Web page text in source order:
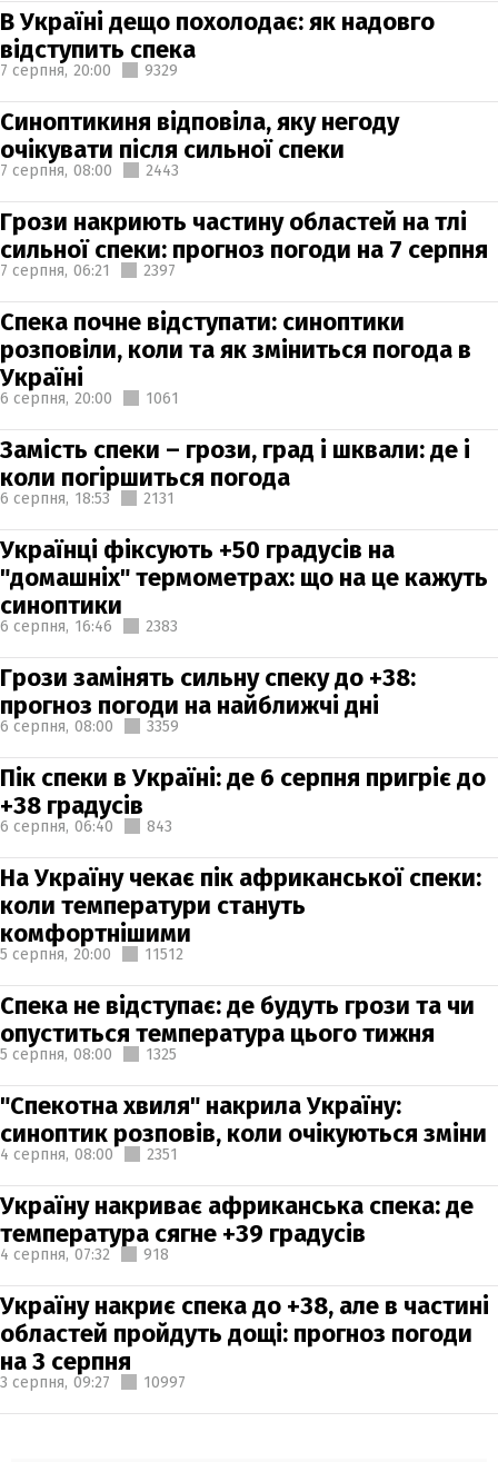
В Україні дещо похолодає: як надовго
відступить спека
7 серпня, 20:00 9329
Синоптикиня відповіла, яку негоду
очікувати після сильної спеки
7 серпня, 08:00 2443
Грози накриють частину областей на тлі
сильної спеки: прогноз погоди на 7 серпня
7 серпня, 06:21 2397
Спека почне відступати: синоптики
розповіли, коли та як зміниться погода в
Україні
6 серпня, 20:00 1061
Замість спеки – грози, град і шквали: де і
коли погіршиться погода
6 серпня, 18:53 2131
Українці фіксують +50 градусів на
"домашніх" термометрах: що на це кажуть
синоптики
6 серпня, 16:46 2383
Грози замінять сильну спеку до +38:
прогноз погоди на найближчі дні
6 серпня, 08:00 3359
Пік спеки в Україні: де 6 серпня пригріє до
+38 градусів
6 серпня, 06:40 843
На Україну чекає пік африканської спеки:
коли температури стануть
комфортнішими
5 серпня, 20:00 11512
Спека не відступає: де будуть грози та чи
опуститься температура цього тижня
5 серпня, 08:00 1325
"Спекотна хвиля" накрила Україну:
синоптик розповів, коли очікуються зміни
4 серпня, 08:00 2351
Україну накриває африканська спека: де
температура сягне +39 градусів
4 серпня, 07:32 918
Україну накриє спека до +38, але в частині
областей пройдуть дощі: прогноз погоди
на 3 серпня
3 серпня, 09:27 10997